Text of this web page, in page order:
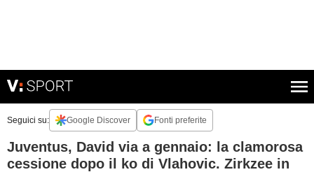
Seguici su: Google Discover Fonti preferite
Juventus, David via a gennaio: la clamorosa
cessione dopo il ko di Vlahovic. Zirkzee in